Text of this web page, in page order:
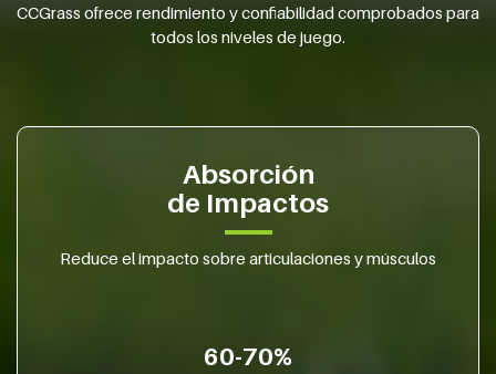
CCGrass ofrece rendimiento y confiabilidad comprobados para
todos los niveles de juego.
Absorción
de Impactos
Reduce el impacto sobre articulaciones y músculos
60-70%